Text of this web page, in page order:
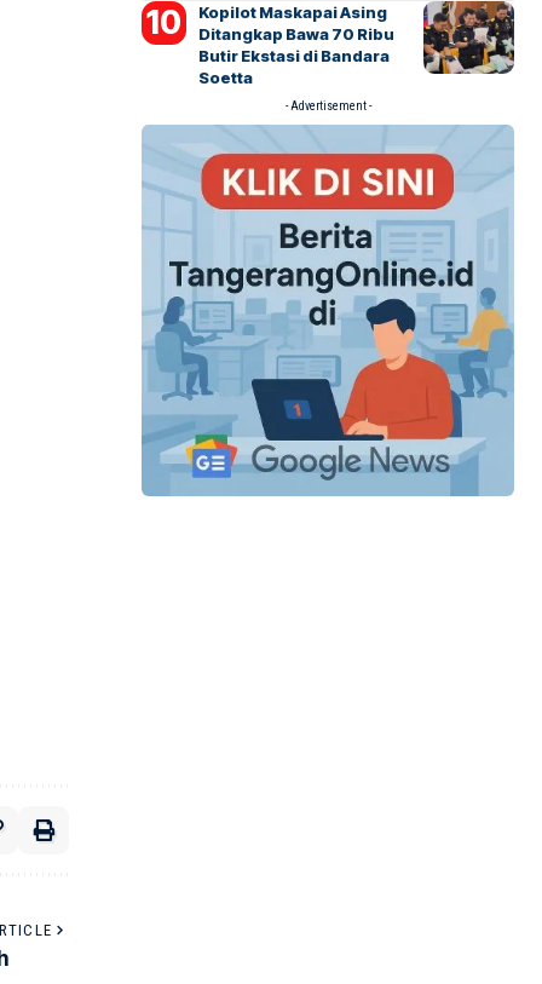
Kopilot Maskapai Asing
Ditangkap Bawa 70 Ribu
Butir Ekstasi di Bandara
Soetta
- Advertisement -